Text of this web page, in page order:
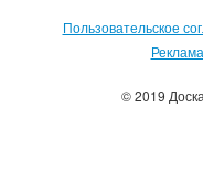
Пользовательское
© 2019